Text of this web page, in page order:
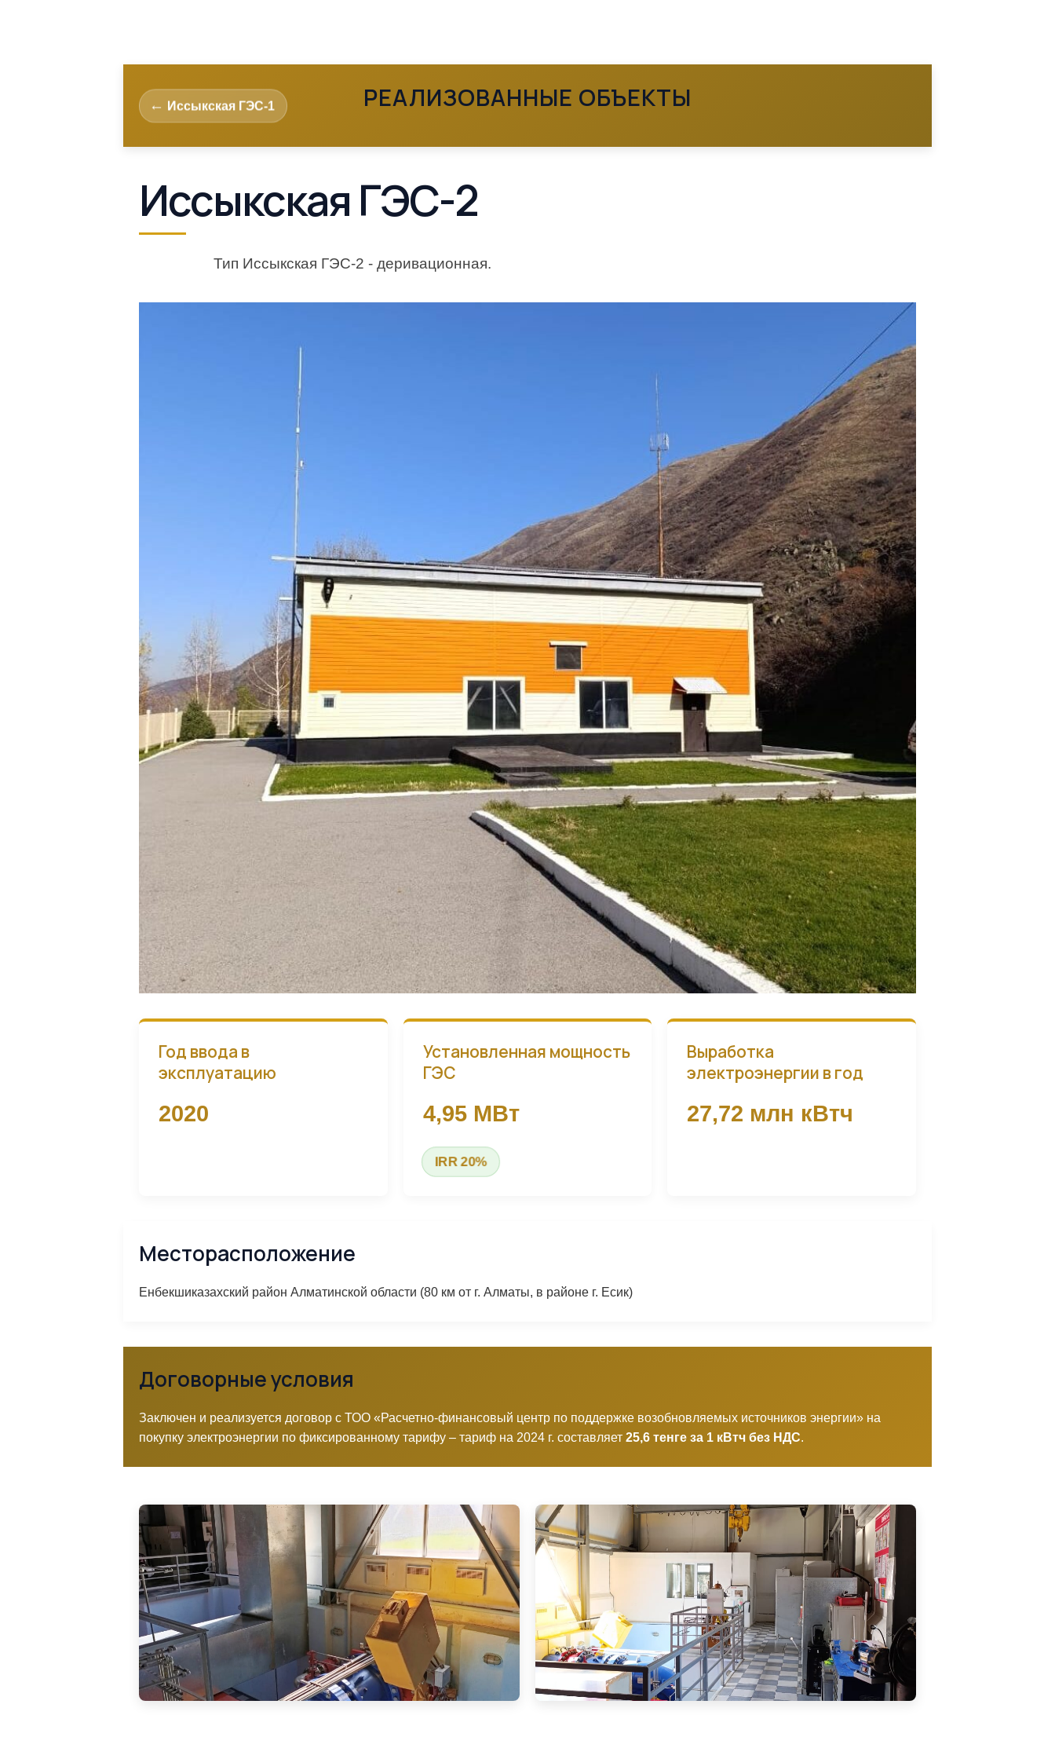
Иссыкская ГЭС-1 РЕАЛИЗОВАННЫЕ ОБЪЕКТЫ
Иссыкская ГЭС-2
Тип Иссыкская ГЭС-2 - деривационная.
Год ввода в
эксплуатацию
2020
Установленная мощность
ГЭС
4,95 МВт
IRR 20%
Выработка
электроэнергии в год
27,72 млн кВтч
Месторасположение
Енбекшиказахский район Алматинской области (80 км от г. Алматы, в районе г. Есик)
Договорные условия
Заключен и реализуется договор с ТОО «Расчетно-финансовый центр по поддержке возобновляемых источников энергии» на
покупку электроэнергии по фиксированному тарифу – тариф на 2024 г. составляет 25,6 тенге за 1 кВтч без НДС.